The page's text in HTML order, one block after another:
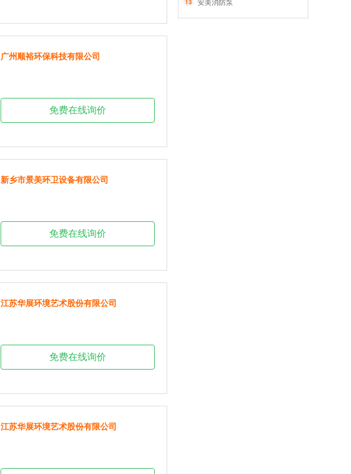
13
广州顺裕环保科技有限公司
免费在线询价
新乡市景美环卫设备有限公司
免费在线询价
江苏华展环境艺术股份有限公司
免费在线询价
江苏华展环境艺术股份有限公司